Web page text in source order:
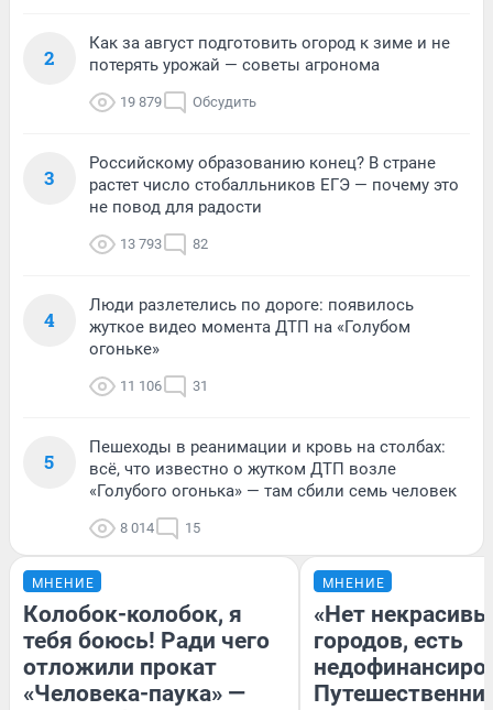
2
Как за август подготовить огород к зиме и не
потерять урожай — советы агронома
19 879 Обсудить
3
Российскому образованию конец? В стране
растет число стобалльников ЕГЭ — почему это
не повод для радости
13 793 82
4
Люди разлетелись по дороге: появилось
жуткое видео момента ДТП на «Голубом
огоньке»
11 106 31
5
Пешеходы в реанимации и кровь на столбах:
всё, что известно о жутком ДТП возле
«Голубого огонька» — там сбили семь человек
8 014 15
МНЕНИЕ
Колобок-колобок, я
тебя боюсь! Ради чего
отложили прокат
«Человека-паука» —
МНЕНИЕ
«Нет
городов, есть